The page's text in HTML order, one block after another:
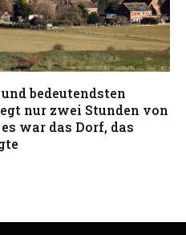
bedeutendsten
nur zwei Stunden von
war das Dorf, das